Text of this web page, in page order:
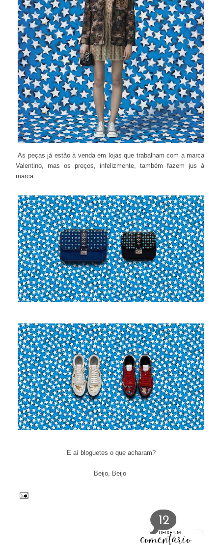
As peças já estão à venda em lojas que trabalham com a marca
Valentino, mas os preços, infelizmente, também fazem jus à
marca.
E aí bloguetes o que acharam?
Beijo, Beijo
12